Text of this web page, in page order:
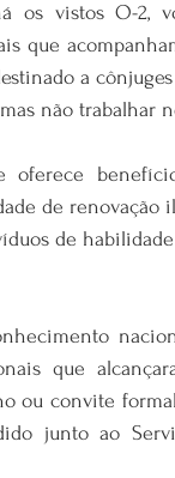
os vistos O-2,
que
a
não trabalhar
de renovação
de
que
ou convite
junto ao